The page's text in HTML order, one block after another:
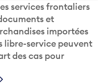
services frontaliers
et
importées
libre-service peuvent
des cas pour